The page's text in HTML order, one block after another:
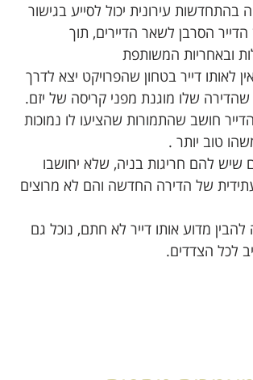
בהתחדשות עירונית יכול לסייע בגישור
הדייר הסרבן לשאר הדיירים, תוך
ובאחריות המשותפת
לאותו דייר בטחון שהפרויקט יצא לדרך
שהדירה שלו מוגנת מפני קריסה של יזם.
חושב שהתמורות שהציעו לו נמוכות
טוב יותר .
שיש להם חריגות בניה, שלא יחושבו
של הדירה החדשה והם לא מרוצים
להבין מדוע אותו דייר לא חתם, נוכל גם
לכל הצדדים.